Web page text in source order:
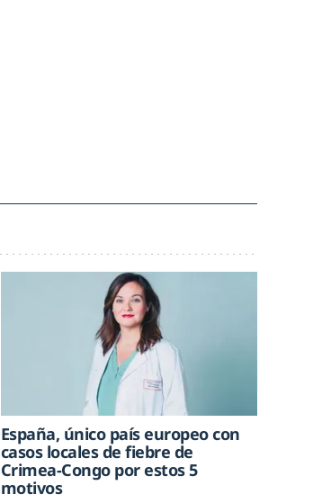
España, único país europeo con
casos locales de fiebre de
Crimea-Congo por estos 5
motivos